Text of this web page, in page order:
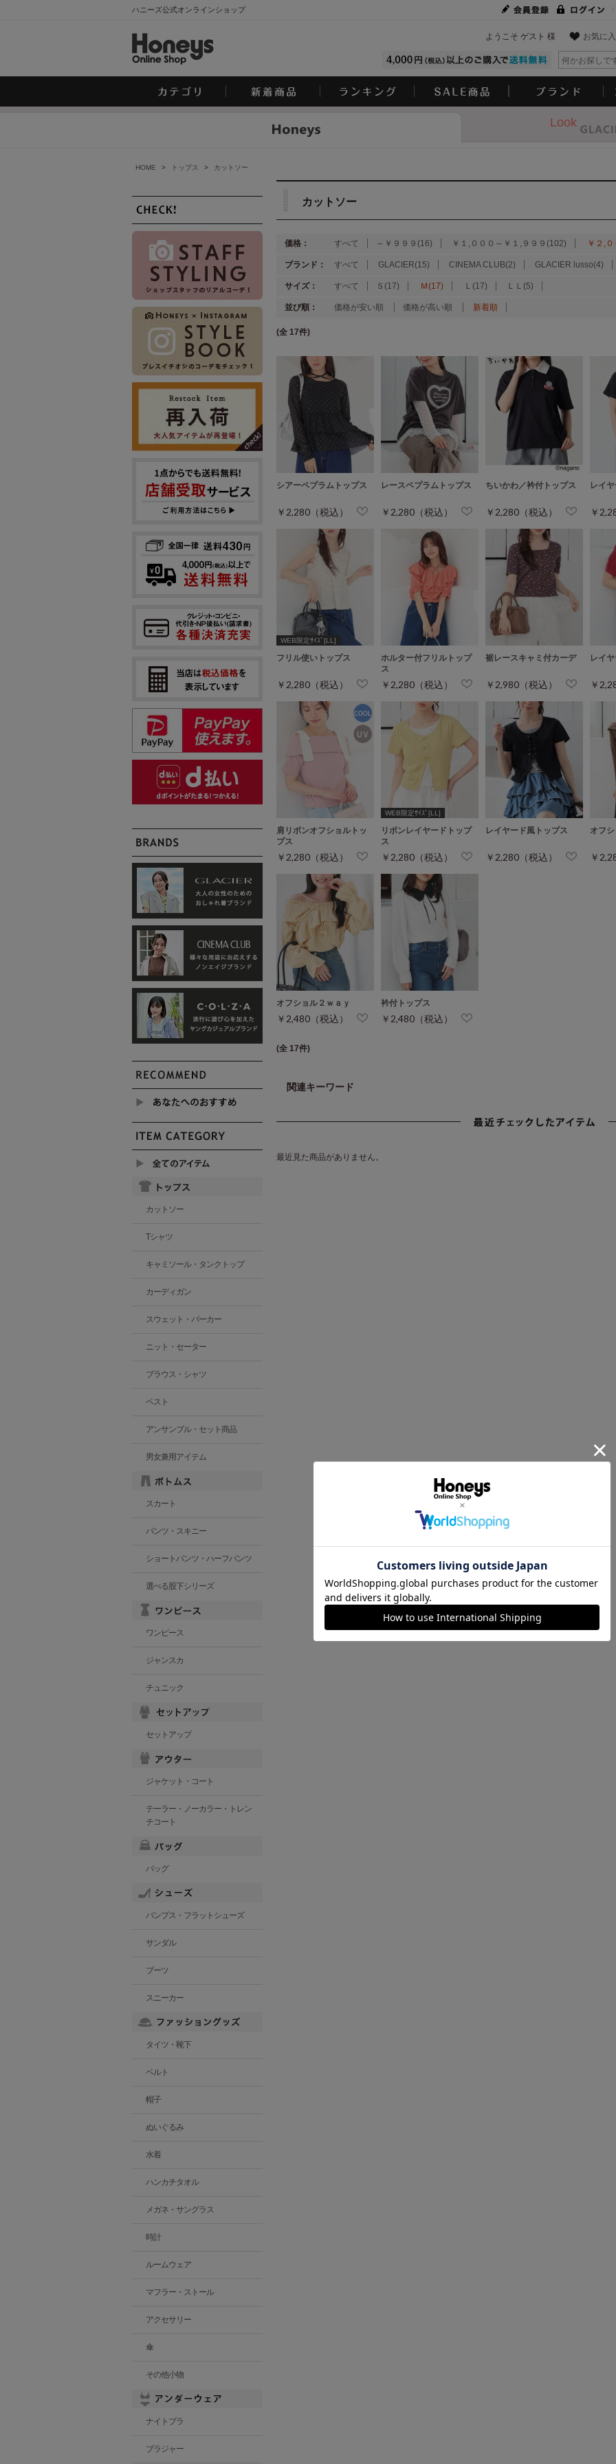
ハニーズ公式オンラインショップ
お気に入
ようこそ ゲスト 様
Look
HOME > トップス > カットソー
カットソー
価格： すべて ～￥９９９(16) ￥１,０００～￥１,９９９(102) ￥２,
ブランド： すべて GLACIER(15) CINEMA CLUB(2) GLACIER lusso(4)
サイズ： すべて Ｓ(17) Ｍ(17) Ｌ(17) ＬＬ(5)
並び順： 価格が安い順 価格が高い順 新着順
(全 17件)
シアーペプラムトップス
￥2,280（税込）
レースペプラムトップス
￥2,280（税込）
ちいかわ／衿付トップス
￥2,280（税込）
レイ
￥
WEB限定ｻｲｽﾞ[LL]
フリル使いトップス
￥2,280（税込）
ホルター付フリルトップ
ス
￥2,280（税込）
裾レースキャミ付カーデ
￥2,980（税込）
レイ
￥
肩リボンオフショルトッ
プス
￥2,280（税込）
WEB限定ｻｲｽﾞ[LL]
リボンレイヤードトップ
ス
￥2,280（税込）
レイヤード風トップス
￥2,280（税込）
オフ
￥
オフショル２ｗａｙ
￥2,480（税込）
衿付トップス
￥2,480（税込）
(全 17件)
関連キーワード
最近見た商品がありません。
カットソー
Tシャツ
キャミソール・タンクトップ
カーディガン
スウェット・パーカー
ニット・セーター
ブラウス・シャツ
ベスト
アンサンブル・セット商品
男女兼用アイテム
スカート
パンツ・スキニー
ショートパンツ・ハーフパンツ
選べる股下シリーズ
ワンピース
ジャンスカ
チュニック
セットアップ
ジャケット・コート
テーラー・ノーカラー・トレン
チコート
バッグ
パンプス・フラットシューズ
サンダル
ブーツ
スニーカー
タイツ・靴下
ベルト
帽子
ぬいぐるみ
水着
ハンカチタオル
メガネ・サングラス
時計
ルームウェア
マフラー・ストール
アクセサリー
傘
その他小物
ナイトブラ
ブラジャー